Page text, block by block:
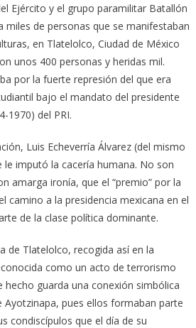
Ejército y el grupo paramilitar Batallón
miles de personas que se manifestaban
en Tlatelolco, Ciudad de México
unos 400 personas y heridas mil.
por la fuerte represión del que era
bajo el mandato del presidente
1970) del PRI.
Luis Echeverría Álvarez (del mismo
le imputó la cacería humana. No son
amarga ironía, que el “premio” por la
camino a la presidencia mexicana en el
de la clase política dominante.
de Tlatelolco, recogida así en la
como un acto de terrorismo
hecho guarda una conexión simbólica
Ayotzinapa, pues ellos formaban parte
condiscípulos que el día de su